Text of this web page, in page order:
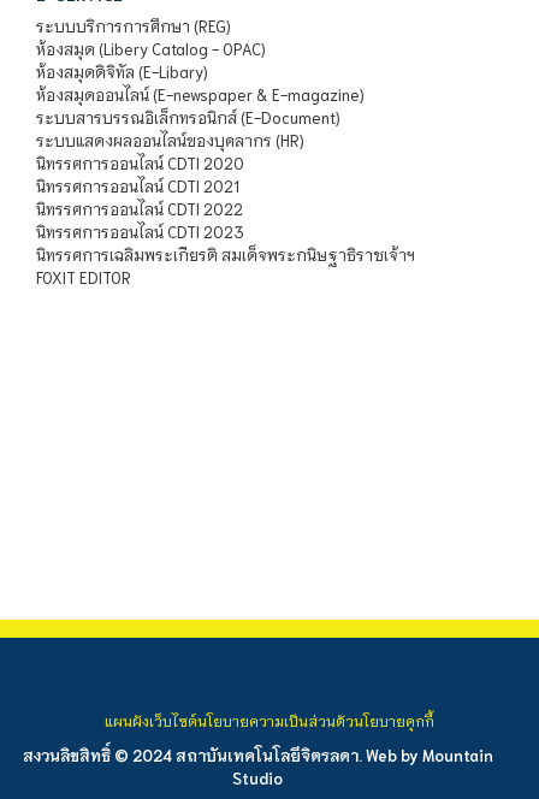
ระบบบริการการศึกษา (REG)
ห้องสมุด (Libery Catalog - OPAC)
ห้องสมุดดิจิทัล (E-Libary)
ห้องสมุดออนไลน์ (E-newspaper & E-magazine)
ระบบสารบรรณอิเล็กทรอนิกส์ (E-Document)
ระบบแสดงผลออนไลน์ของบุคลากร (HR)
นิทรรศการออนไลน์ CDTI 2020
นิทรรศการออนไลน์ CDTI 2021
นิทรรศการออนไลน์ CDTI 2022
นิทรรศการออนไลน์ CDTI 2023
นิทรรศการเฉลิมพระเกียรติ สมเด็จพระกนิษฐาธิราชเจ้าฯ
FOXIT EDITOR
สงวนลิขสิทธิ์ © 2024 สถาบันเทคโนโลยีจิตรลดา. Web by Mountain
Studio
แผนผังเว็บไซต์นโยบายความเป็นส่วนตัวนโยบายคุกกี้